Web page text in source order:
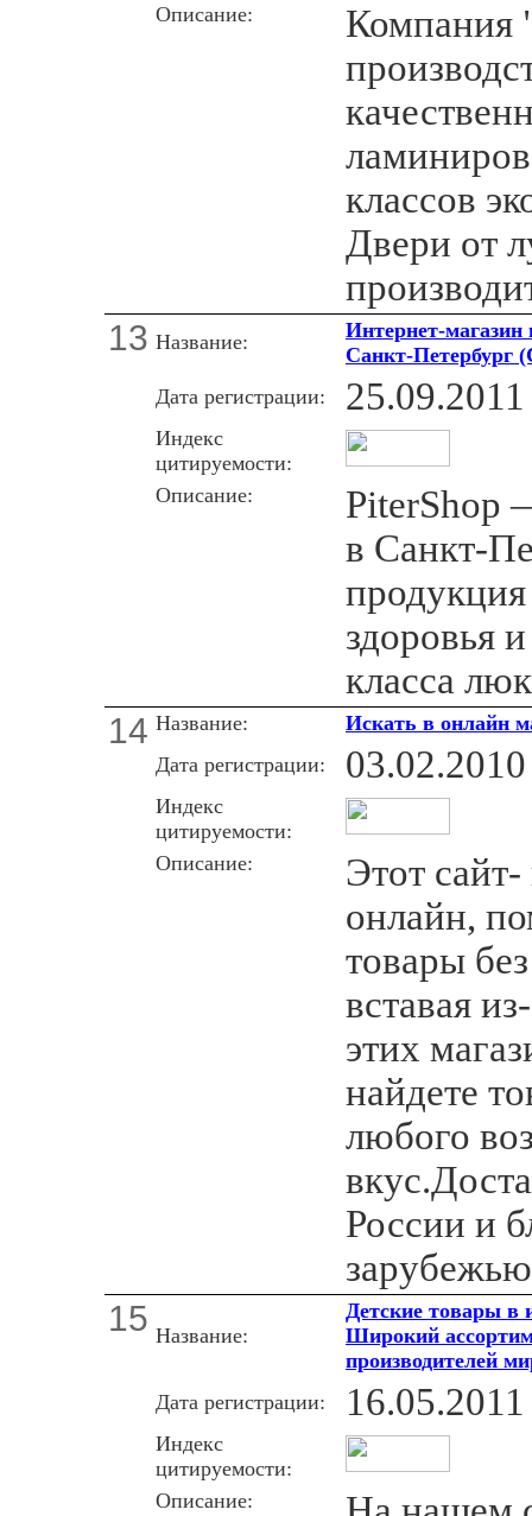
Описание:
Компания
классов
Двери от
13 Название:
Интернет-
Санкт-Петербург
Дата регистрации:
25.09.2011
Индекс
цитируемости:
Описание:
PiterShop
в Санкт-
здоровья
класса
14 Название:
Искать в онлайн
Дата регистрации:
03.02.2010
Индекс
цитируемости:
Описание:
Этот сайт-
онлайн,
товары
вставая
этих
найдете
любого
России и
15 Название:
Детские товары в
Широкий
производителей
Дата регистрации:
16.05.2011
Индекс
цитируемости:
Описание: